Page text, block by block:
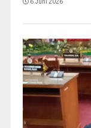
6 Juni 2026